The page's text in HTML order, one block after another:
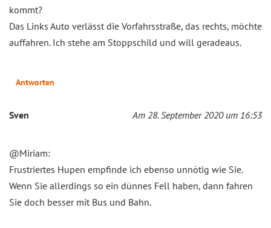
kommt?
Das Links Auto verlässt die Vorfahrsstraße, das rechts, möchte
auffahren. Ich stehe am Stoppschild und will geradeaus.
Antworten
Sven Am 28. September 2020 um 16:53
@Miriam:
Frustriertes Hupen empfinde ich ebenso unnötig wie Sie.
Wenn Sie allerdings so ein dünnes Fell haben, dann fahren
Sie doch besser mit Bus und Bahn.